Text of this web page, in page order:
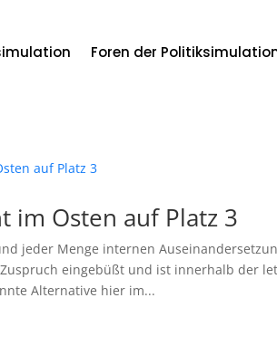
Foren der
im Osten auf Platz 3
jeder Menge internen
eingebüßt und ist innerhalb der
Alternative hier im...